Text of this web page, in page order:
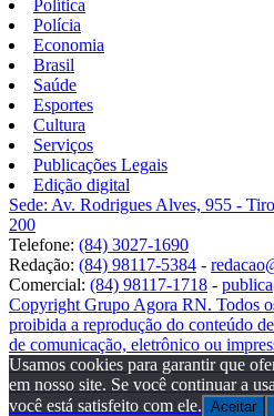
Política
Polícia
Economia
Brasil
Saúde
Esportes
Cultura
Serviços
Publicações Legais
Edição digital
Sede: Av. Rodrigues Alves, 955 -
200
Telefone: (84) 3027-1690
Redação: (84) 98117-5384 -
Comercial: (84) 98117-1718 -
Copyright Grupo Agora RN. Todos
proibida a reprodução do conteúdo
de comunicação, eletrônico ou
Usamos cookies para garantir que
em nosso site. Se você continuar a
você está satisfeito com ele. Aceitar